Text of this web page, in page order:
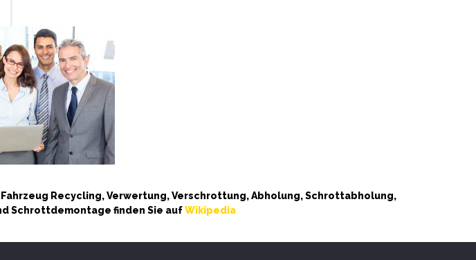
Recycling, Verwertung, Verschrottung, Abholung, Schrottabholung,
Schrottdemontage finden Sie aufWikipedia